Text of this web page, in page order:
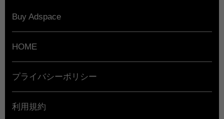
Buy Adspace
HOME
プライバシーポリシー
利用規約